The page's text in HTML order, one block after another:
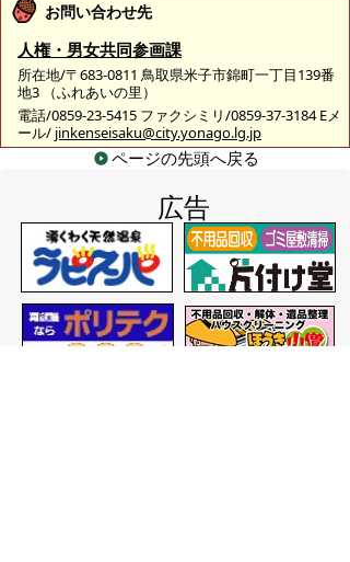
お問い合わせ先
人権・男女共同参画課
所在地/〒683-0811 鳥取県米子市錦町一丁目139番
地3 （ふれあいの里）
電話/0859-23-5415 ファクシミリ/0859-37-3184 Eメ
ール/ jinkenseisaku@city.yonago.lg.jp
ページの先頭へ戻る
広告